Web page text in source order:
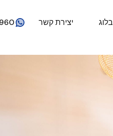
בלוג יצירת קשר